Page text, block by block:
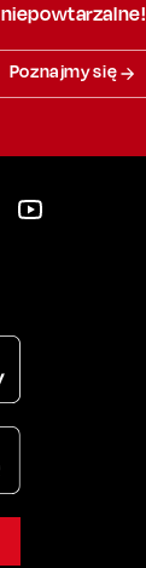
niepowtarzalne!
Poznajmy się